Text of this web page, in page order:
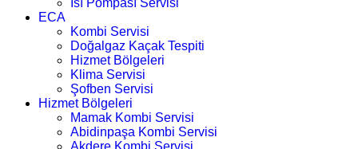
Isı Pompası Servisi
ECA
Kombi Servisi
Doğalgaz Kaçak Tespiti
Hizmet Bölgeleri
Klima Servisi
Şofben Servisi
Hizmet Bölgeleri
Mamak Kombi Servisi
Abidinpaşa Kombi Servisi
Akdere Kombi Servisi